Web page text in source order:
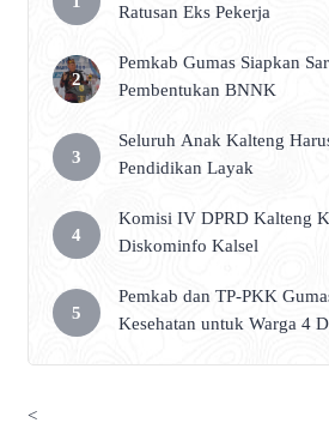
Ratusan Eks Pekerja
Pemkab Gumas Siapkan
Pembentukan BNNK
Seluruh Anak Kalteng
Pendidikan Layak
Komisi IV DPRD Kalteng
Diskominfo Kalsel
Pemkab dan TP-PKK
Kesehatan untuk Warga 4
<